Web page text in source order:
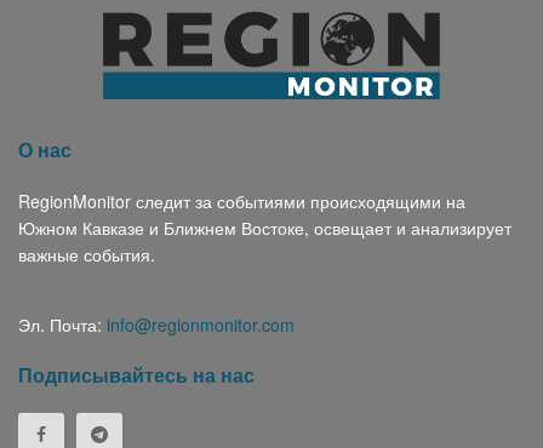
О нас
RegionMonitor следит за событиями происходящими на
Южном Кавказе и Ближнем Востоке, освещает и анализирует
важные события.
Эл. Почта: info@regionmonitor.com
Подписывайтесь на нас